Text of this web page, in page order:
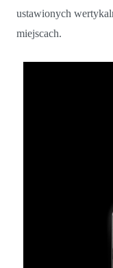
ustawionych
miejscach.